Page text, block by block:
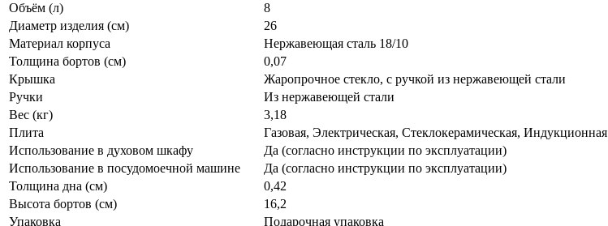
Объём (л)
8
Диаметр изделия (см)
26
Материал корпуса
Нержавеющая сталь 18/10
Толщина бортов (см)
0,07
Крышка
Жаропрочное стекло, с ручкой из нержавеющей стали
Ручки
Из нержавеющей стали
Вес (кг)
3,18
Плита
Газовая, Электрическая, Стеклокерамическая, Индукционная
Использование в духовом шкафу
Да (согласно инструкции по эксплуатации)
Использование в посудомоечной машине
Да (согласно инструкции по эксплуатации)
Толщина дна (см)
0,42
Высота бортов (см)
16,2
Упаковка
Подарочная упаковка